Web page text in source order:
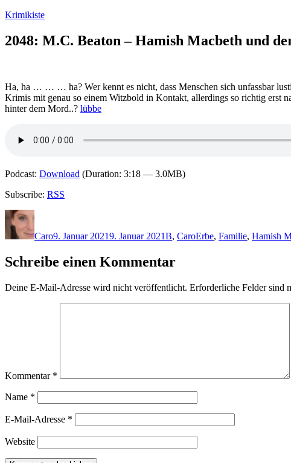
Zum
springen
Krimikiste
2048: M.C. Beaton – Hamish Macbeth und
Ha, ha … … … ha? Wer kennt es nicht, dass Menschen sich unfassbar
Krimis mit genau so einem Witzbold in Kontakt, allerdings so richtig erst
hinter dem Mord..? lübbe
Podcast: Download (Duration: 3:18 — 3.0MB)
Subscribe: RSS
Autor
Caro9. Januar 20219. Januar 2021B, CaroErbe, Familie, Hamish
Schreibe einen Kommentar
Deine E-Mail-Adresse wird nicht veröffentlicht. Erforderliche Felder sind
Kommentar *
Name *
E-Mail-Adresse *
Website